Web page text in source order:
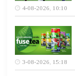
4-08-2026, 10:10
3-08-2026, 15:18